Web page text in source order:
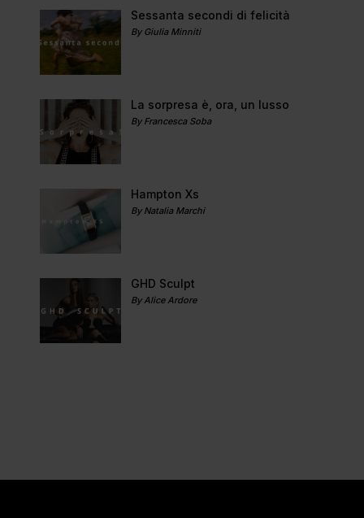
Sessanta secondi di felicità
By Giulia Minniti
La sorpresa è, ora, un lusso
By Francesca Soba
Hampton Xs
By Natalia Marchi
GHD Sculpt
By Alice Ardore